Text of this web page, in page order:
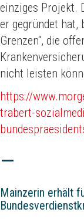
einziges Projekt.
er gegründet hat,
Grenzen“, die
nicht leisten
https://
trabert-
Mainzerin erhält